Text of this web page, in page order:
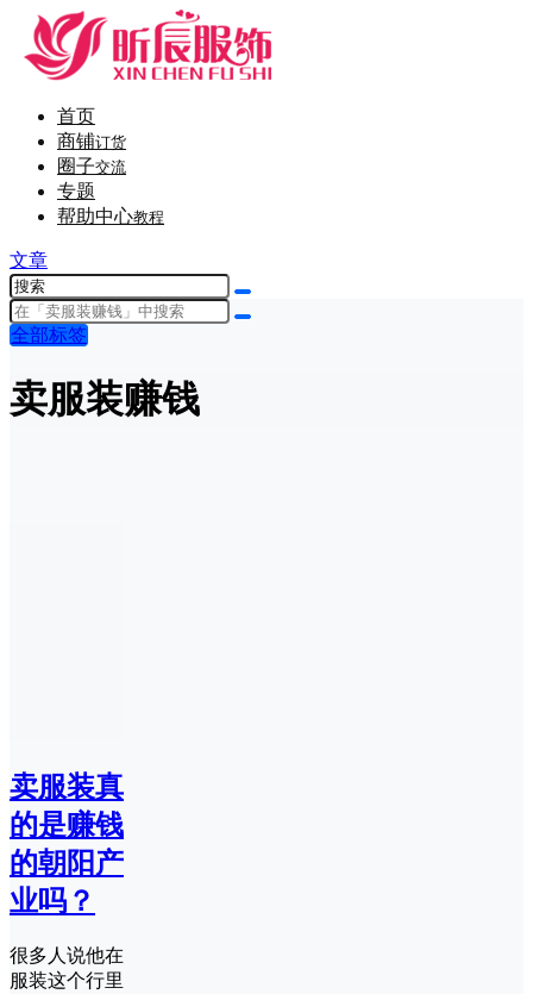
首页
商铺订货
圈子交流
专题
帮助中心教程
文章
全部标签
卖服装赚钱
卖服装真
的是赚钱
的朝阳产
业吗？
很多人说他在
服装这个行里